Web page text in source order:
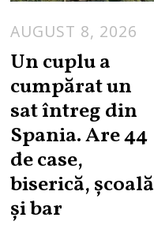
AUGUST 8, 2026
Un cuplu a
cumpărat un
sat întreg din
Spania. Are 44
de case,
biserică, școală
și bar